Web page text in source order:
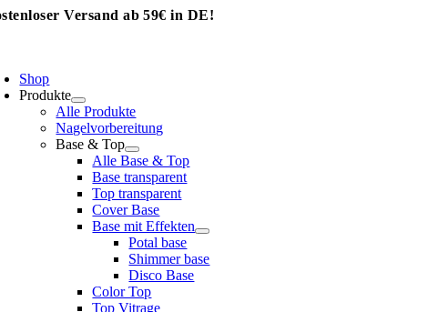
Skip
Versand ab 59€ in DE!
Shop
Produkte
Alle Produkte
Nagelvorbereitung
Base & Top
Alle Base & Top
Base transparent
Top transparent
Cover Base
Base mit Effekten
Potal base
Shimmer base
Disco Base
Color Top
Top Vitrage